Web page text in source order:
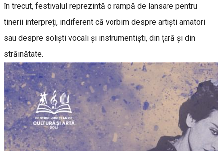
în trecut, festivalul reprezintă o rampă de lansare pentru
tinerii interpreți, indiferent că vorbim despre artiști amatori
sau despre soliști vocali și instrumentiști, din țară și din
străinătate.